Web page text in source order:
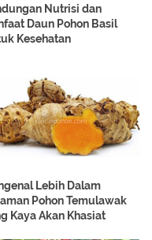
Nutrisi dan
Daun Pohon Basil
Kesehatan
Lebih Dalam
Pohon Temulawak
Kaya Akan Khasiat